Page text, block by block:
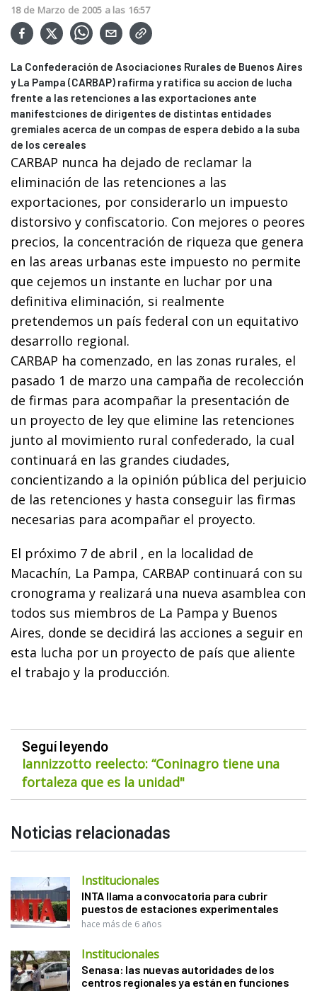
18 de Marzo de 2005 a las 16:57
La Confederación de Asociaciones Rurales de Buenos Aires
y La Pampa (CARBAP) rafirma y ratifica su accion de lucha
frente a las retenciones a las exportaciones ante
manifestciones de dirigentes de distintas entidades
gremiales acerca de un compas de espera debido a la suba
de los cereales
CARBAP nunca ha dejado de reclamar la
eliminación de las retenciones a las
exportaciones, por considerarlo un impuesto
distorsivo y confiscatorio. Con mejores o peores
precios, la concentración de riqueza que genera
en las areas urbanas este impuesto no permite
que cejemos un instante en luchar por una
definitiva eliminación, si realmente
pretendemos un país federal con un equitativo
desarrollo regional.
CARBAP ha comenzado, en las zonas rurales, el
pasado 1 de marzo una campaña de recolección
de firmas para acompañar la presentación de
un proyecto de ley que elimine las retenciones
junto al movimiento rural confederado, la cual
continuará en las grandes ciudades,
concientizando a la opinión pública del perjuicio
de las retenciones y hasta conseguir las firmas
necesarias para acompañar el proyecto.
El próximo 7 de abril , en la localidad de
Macachín, La Pampa, CARBAP continuará con su
cronograma y realizará una nueva asamblea con
todos sus miembros de La Pampa y Buenos
Aires, donde se decidirá las acciones a seguir en
esta lucha por un proyecto de país que aliente
el trabajo y la producción.
Seguí leyendo
Iannizzotto reelecto: “Coninagro tiene una
fortaleza que es la unidad"
Noticias relacionadas
Institucionales
INTA llama a convocatoria para cubrir
puestos de estaciones experimentales
hace más de 6 años
Institucionales
Senasa: las nuevas autoridades de los
centros regionales ya están en funciones